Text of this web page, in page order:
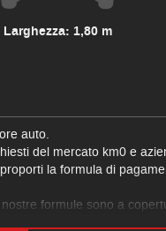
Larghezza: 1,80 m
auto.
del mercato km0 e
la formula di
formule sono a